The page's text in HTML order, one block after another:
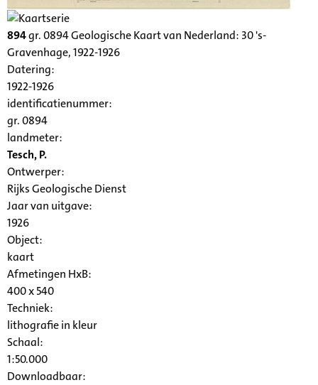
894gr. 0894 Geologische Kaart van Nederland: 30 's-
Gravenhage, 1922-1926
Datering:
1922-1926
identificatienummer:
gr. 0894
landmeter:
Tesch, P.
Ontwerper:
Rijks Geologische Dienst
Jaar van uitgave:
1926
Object:
kaart
Afmetingen HxB:
400 x 540
Techniek:
lithografie in kleur
Schaal:
1:50.000
Downloadbaar: